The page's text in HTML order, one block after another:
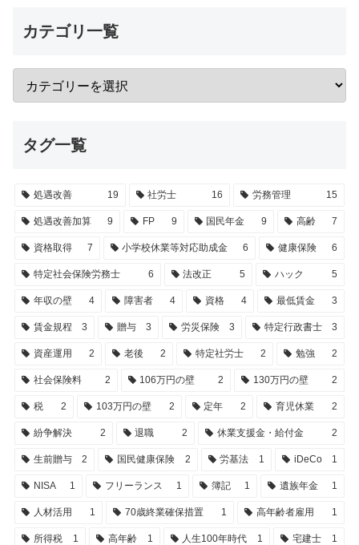
カテゴリ一覧
タグ一覧
処遇改善 19 社労士 16 労務管理 15
処遇改善加算 9 FP 9 国民年金 9 高齢 7
資格取得 7 小学校休業等対応助成金 6 健康保険 6
特定社会保険労務士 6 法改正 5 ハック 5
年収の壁 4 障害者 4 資格 4 最低賃金 3
賃金規程 3 贈与 3 労災保険 3 特定行政書士 3
資産運用 2 老後 2 特定社労士 2 勉強 2
社会保険料 2 106万円の壁 2 130万円の壁 2
税 2 103万円の壁 2 定年 2 育児休業 2
紛争解決 2 退職 2 休業支援金・給付金 2
生前贈与 2 国民健康保険 2 労基法 1 iDeCo 1
NISA 1 フリーランス 1 簿記 1 遺族年金 1
人材活用 1 70歳終業確保措置 1 高年齢者雇用 1
所得税 1 高年齢 1 人生100年時代 1 宅建士 1